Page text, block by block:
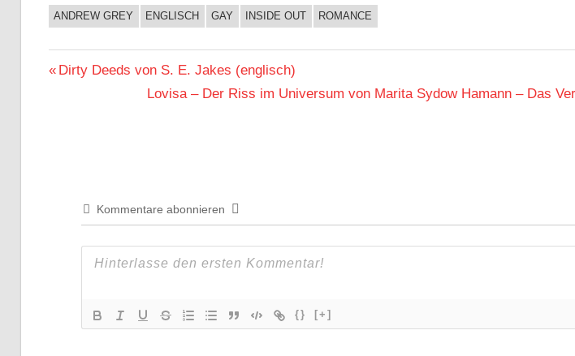
BUCHIGES
ANDREW GREY ENGLISCH GAY INSIDE OUT ROMANCE
Beitragsnavigation
Vorheriger
Dirty Deeds von S. E. Jakes (englisch)
Nächster
Lovisa – Der Riss im Universum von Marita Sydow Hamann – Das
Kommentare abonnieren
{} [+]